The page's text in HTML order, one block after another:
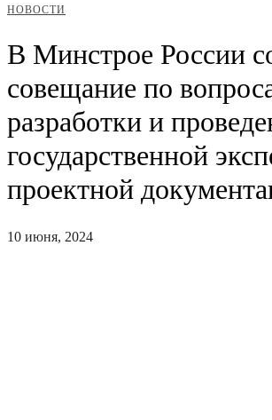
НОВОСТИ
В Минстрое России
совещание по
разработки и
государственной
проектной
10 июня, 2024